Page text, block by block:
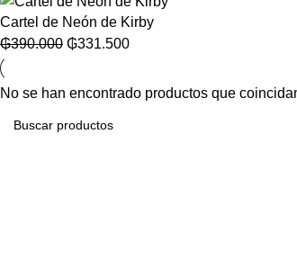
Cartel de Neón de Kirby
₲390.000 ₲331.500
No se han encontrado productos que